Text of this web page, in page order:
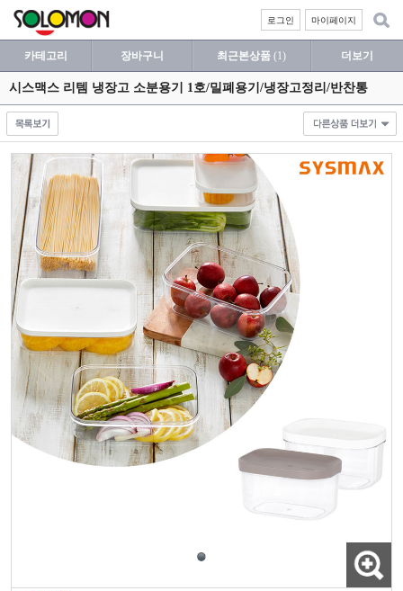
마이페이지
로그인
카테고리 장바구니 최근본상품 (1) 더보기
시스맥스 리템 냉장고 소분용기 1호/밀폐용기/냉장고정리/반찬통